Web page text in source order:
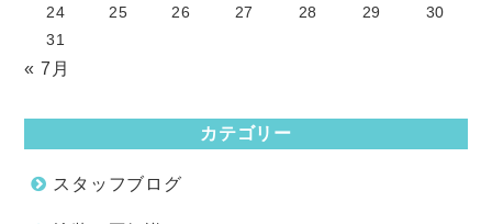
24
25 26 27 28 29
30
31
« 7月
カテゴリー
スタッフブログ